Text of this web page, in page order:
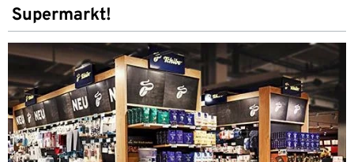
Supermarkt!